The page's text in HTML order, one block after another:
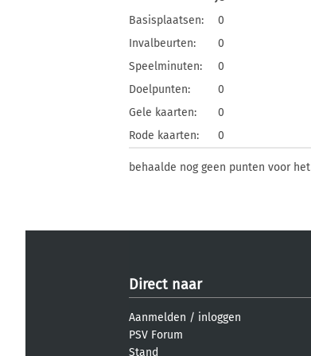
Basisplaatsen:
0
Invalbeurten:
0
Speelminuten:
0
Doelpunten:
0
Gele kaarten:
0
Rode kaarten:
0
behaalde nog geen punten voor het
Direct naar
Aanmelden / inloggen
PSV Forum
Stand